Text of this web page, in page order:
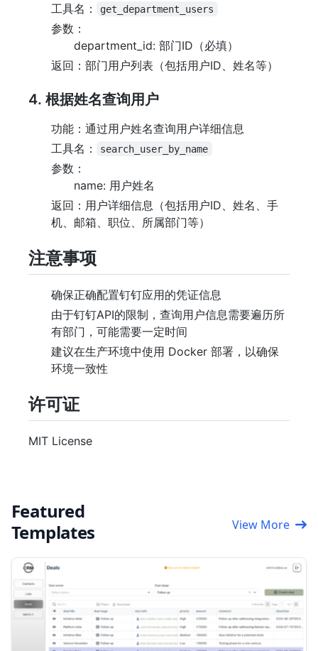
工具名：
get_department_users
参数：
department_id: 部门ID（必填）
返回：部门用户列表（包括用户ID、姓名等）
4. 根据姓名查询用户
功能：通过用户姓名查询用户详细信息
工具名：
search_user_by_name
参数：
name: 用户姓名
返回：用户详细信息（包括用户ID、姓名、手
机、邮箱、职位、所属部门等）
注意事项
确保正确配置钉钉应用的凭证信息
由于钉钉API的限制，查询用户信息需要遍历所
有部门，可能需要一定时间
建议在生产环境中使用 Docker 部署，以确保
环境一致性
许可证
MIT License
Featured
Templates
View More